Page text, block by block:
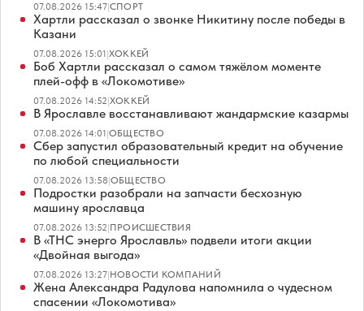
07.08.2026 15:47|СПОРТ
Хартли рассказал о звонке Никитину после победы в
Казани
07.08.2026 15:01|ХОККЕЙ
Боб Хартли рассказал о самом тяжёлом моменте
плей-офф в «Локомотиве»
07.08.2026 14:52|ХОККЕЙ
В Ярославле восстанавливают жандармские казармы
07.08.2026 14:01|ОБЩЕСТВО
Сбер запустил образовательный кредит на обучение
по любой специальности
07.08.2026 13:58|ОБЩЕСТВО
Подростки разобрали на запчасти бесхозную
машину ярославца
07.08.2026 13:52|ПРОИСШЕСТВИЯ
В «ТНС энерго Ярославль» подвели итоги акции
«Двойная выгода»
07.08.2026 13:27|НОВОСТИ КОМПАНИЙ
Жена Александра Радулова напомнила о чудесном
спасении «Локомотива»